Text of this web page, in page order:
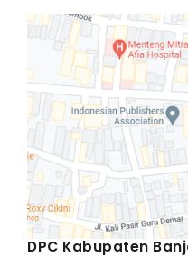
DPC Kabupaten